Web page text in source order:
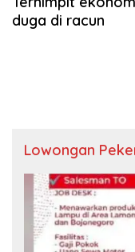
duga di racun
Lowongan